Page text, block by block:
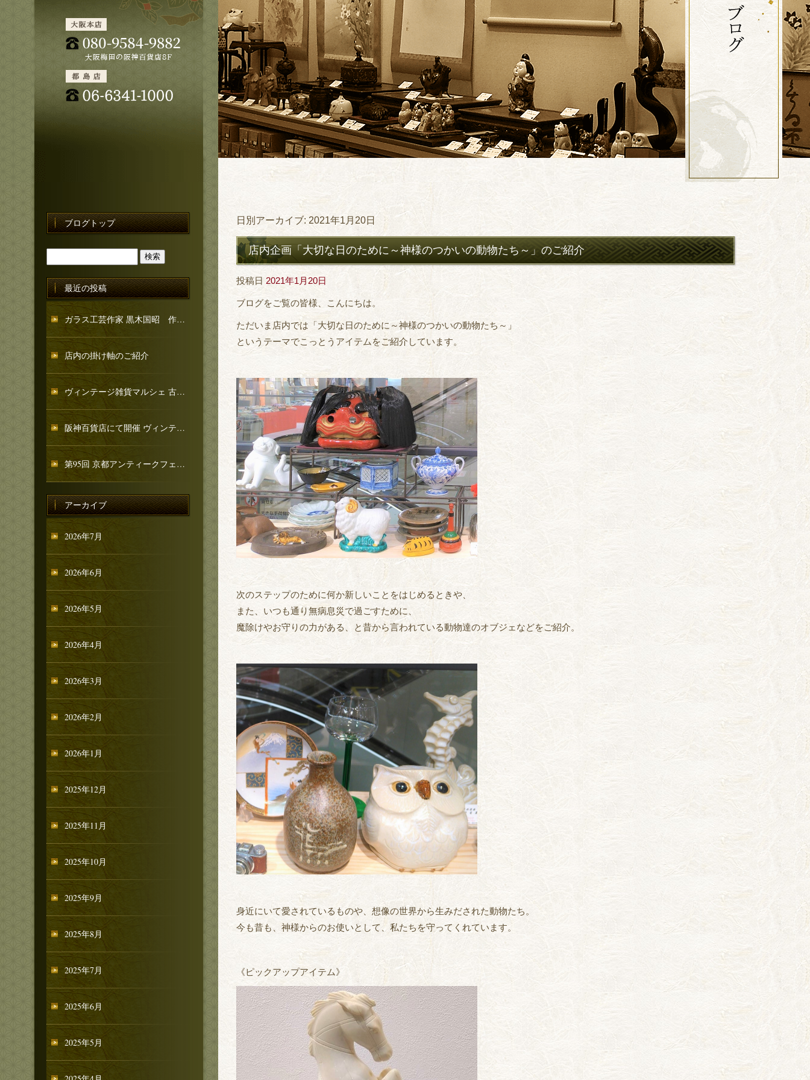
日別アーカイブ: 2021年1月20日
店内企画「大切な日のために～神様のつかいの動物たち～」のご紹介
投稿日 2021年1月20日
ブログをご覧の皆様、こんにちは。
ただいま店内では「大切な日のために～神様のつかいの動物たち～」
というテーマでこっとうアイテムをご紹介しています。
次のステップのために何か新しいことをはじめるときや、
また、いつも通り無病息災で過ごすために、
魔除けやお守りの力がある、と昔から言われている動物達のオブジェなどをご紹介。
身近にいて愛されているものや、想像の世界から生みだされた動物たち。
今も昔も、神様からのお使いとして、私たちを守ってくれています。
《ピックアップアイテム》
ブログトップ
最近の投稿
ガラス工芸作家 黒木国昭 作品のご紹介
店内の掛け軸のご紹介
ヴィンテージ雑貨マルシェ 古忨堂 和骨董コーナーのご紹介
阪神百貨店にて開催 ヴィンテージ雑貨マルシェへ出店いたします
第95回 京都アンティークフェア 出店のお知らせ
アーカイブ
2026年7月
2026年6月
2026年5月
2026年4月
2026年3月
2026年2月
2026年1月
2025年12月
2025年11月
2025年10月
2025年9月
2025年8月
2025年7月
2025年6月
2025年5月